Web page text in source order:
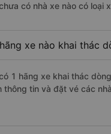
có nhà xe nào có loại
xe nào khai thác
1 hãng xe khai thác
thông tin và đặt vé các